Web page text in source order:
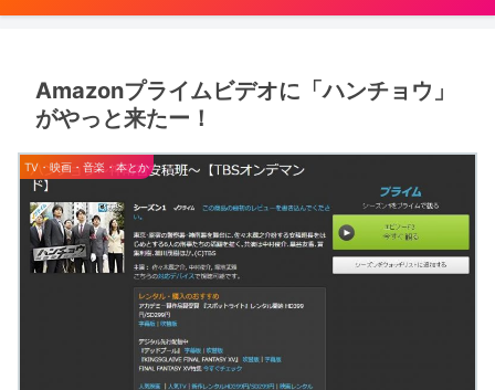
Amazonプライムビデオに「ハンチョウ」
がやっと来たー！
TV・映画・音楽・本とか